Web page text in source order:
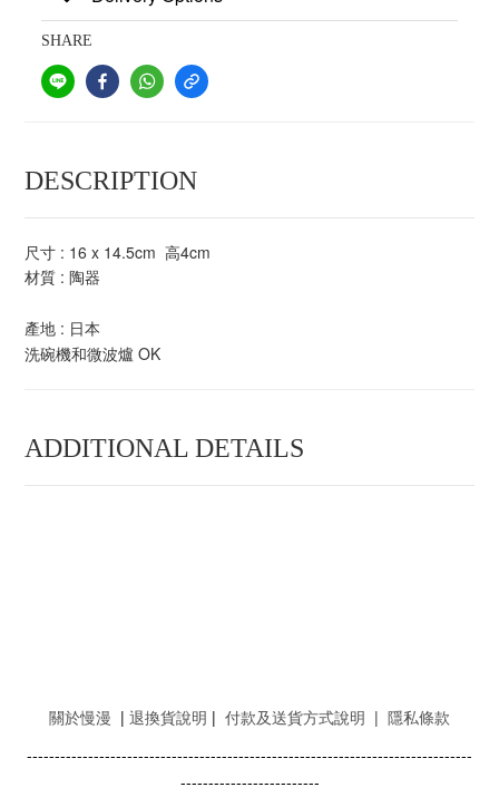
SHARE
DESCRIPTION
尺寸 : 16 x 14.5cm 高4cm
材質 : 陶器
產地 : 日本
洗碗​​機和微波爐 OK
ADDITIONAL DETAILS
關於慢漫 | 退換貨說明 | 付款及送貨方式說明 | 隱私條款
--------------------------------------------------------------------------------
-------------------------